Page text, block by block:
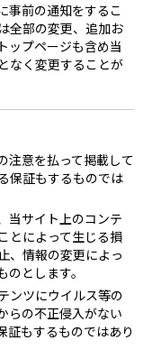
事前の通知をするこ
全部の変更、追加お
ップページも含め当
なく変更することが
注意を払って掲載して
保証もするものでは
当サイト上のコンテ
とによって生じる損
、情報の変更によっ
とします。
ンツにウイルス等の
らの不正侵入がない
証もするものではあり